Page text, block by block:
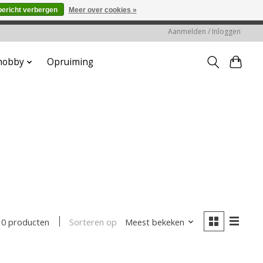
Aanmelden / Inloggen
Opruiming
0 producten Sorteren op Meest bekeken
verbergen Meer over cookies »
gehonoreerd of verwerkt.